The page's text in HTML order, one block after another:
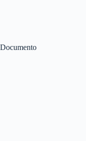
Documento